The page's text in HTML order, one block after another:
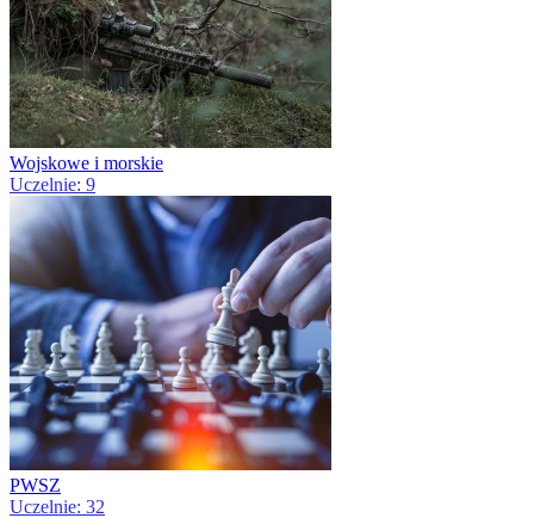
Wojskowe i morskie
Uczelnie: 9
PWSZ
Uczelnie: 32